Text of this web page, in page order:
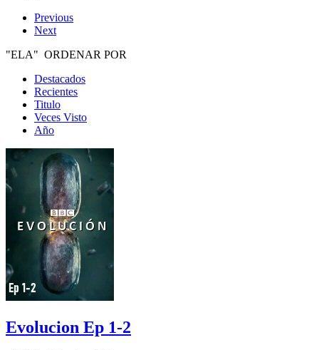
Previous
Next
"ELA" ORDENAR POR
Destacados
Recientes
Titulo
Veces Visto
Año
Evolucion Ep 1-2